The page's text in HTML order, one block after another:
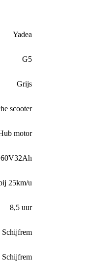
Yadea
G5
Grijs
scooter
motor
60V32Ah
25km/u
8,5 uur
Schijfrem
Schijfrem